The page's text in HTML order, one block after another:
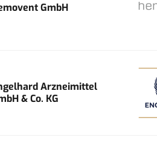
GmbH
Arzneimittel
& Co. KG